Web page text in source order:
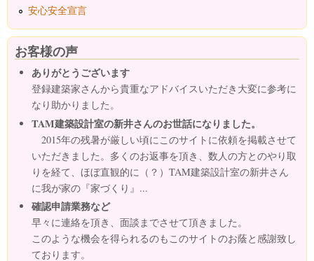
安心安全宣言
お客様の声
ありがとうございます
登録建築家さんから貴重なアドバイスいただき大変に参考に
なり助かりました。
TAM建築設計室の新井さんのお世話になりました。
2015年の残暑が厳しい頃にこのサイトに依頼を掲載させて
いただきました。多くのお返事を頂き、数人の方とのやり取
りを経て、ほぼ直観的に（？）TAM建築設計室の新井さん
に我が家の『家づくり』...
確認申請業務など
早々に連絡を頂き、面談までさせて頂きました。
このような機会を得られるのもこのサイトのお蔭と感謝致し
ております。